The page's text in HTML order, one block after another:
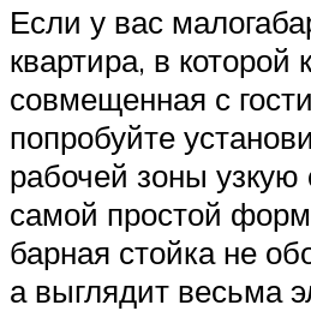
Если у вас
квартира, в которой
совмещенная с
попробуйте
рабочей зоны
самой простой
барная стойка не
а выглядит весьма